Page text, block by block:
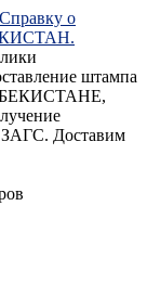
о
штампа
ЗАГС. Доставим